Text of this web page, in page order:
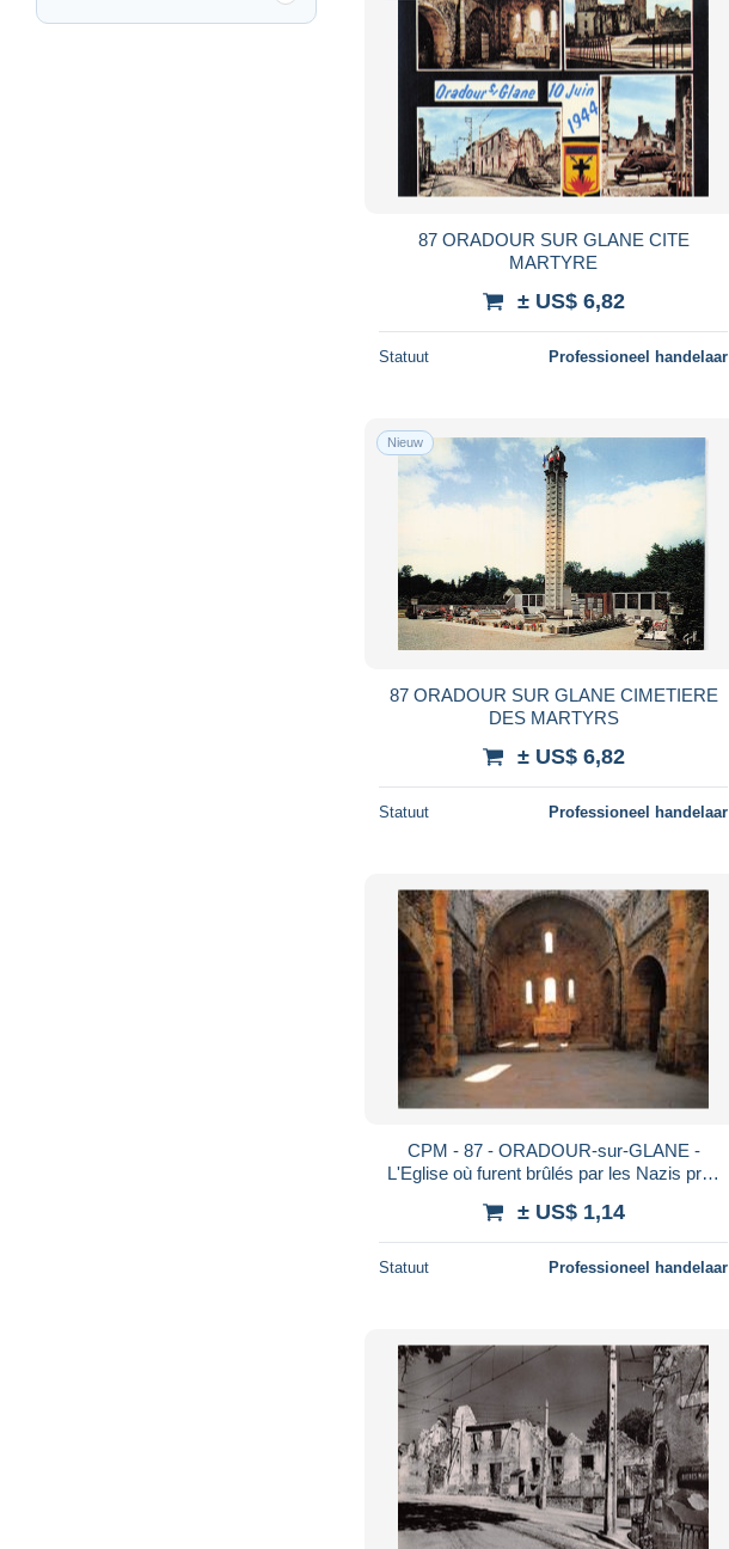
87 ORADOUR SUR GLANE CITE
MARTYRE
± US$ 6,82
Statuut Professioneel handelaar
Nieuw
87 ORADOUR SUR GLANE CIMETIERE
DES MARTYRS
± US$ 6,82
Statuut Professioneel handelaar
CPM - 87 - ORADOUR-sur-GLANE -
L'Eglise où furent brûlés par les Nazis près
± US$ 1,14
Statuut Professioneel handelaar